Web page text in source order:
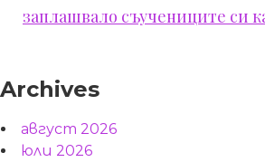
заплашвало съучениците си
Archives
август 2026
юли 2026